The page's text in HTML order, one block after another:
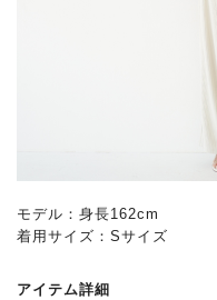
モデル：身長162cm
着用サイズ：Sサイズ
アイテム詳細